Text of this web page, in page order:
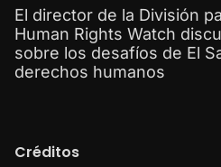
El director de la División
Human Rights Watch
sobre los desafíos de El
derechos humanos
Créditos